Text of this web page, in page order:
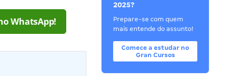
WhatsApp!
2025?
Prepare-se com quem
mais entende do assunto!
Comece a estudar no
Gran Cursos